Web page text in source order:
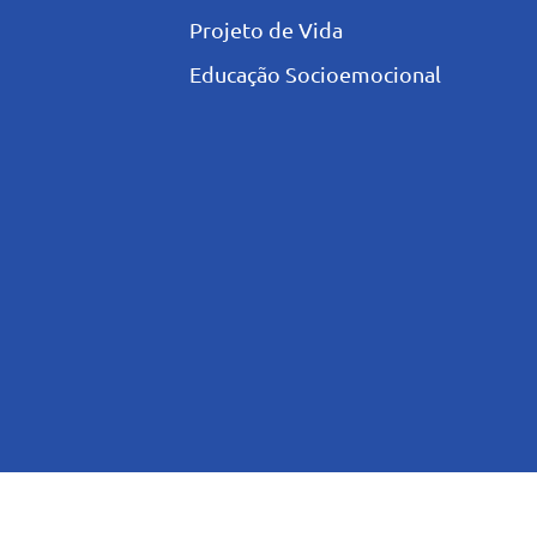
Projeto de Vida
Educação Socioemocional